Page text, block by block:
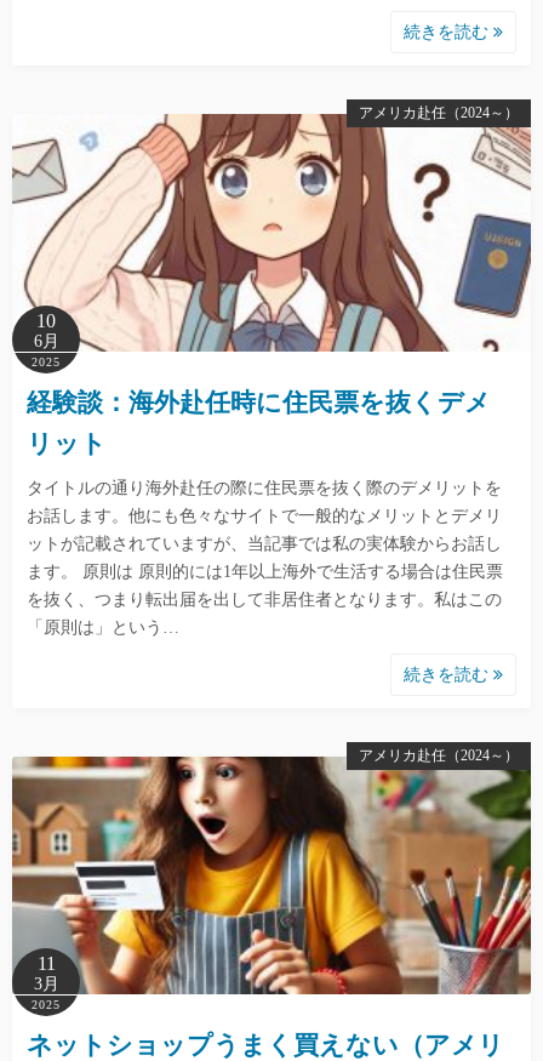
続きを読む
アメリカ赴任（2024～）
10
6月
2025
経験談：海外赴任時に住民票を抜くデメ
リット
タイトルの通り海外赴任の際に住民票を抜く際のデメリットを
お話します。他にも色々なサイトで一般的なメリットとデメリ
ットが記載されていますが、当記事では私の実体験からお話し
ます。 原則は 原則的には1年以上海外で生活する場合は住民票
を抜く、つまり転出届を出して非居住者となります。私はこの
「原則は」という…
続きを読む
アメリカ赴任（2024～）
11
3月
2025
ネットショップうまく買えない（アメリ